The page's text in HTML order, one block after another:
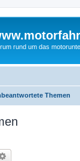
rund um das
Themen